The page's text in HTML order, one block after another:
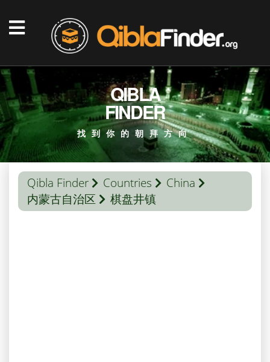
QIBLA
FINDER
找到你的朝拜方向
Qibla Finder Countries
China
内蒙古自治区
棋盘井镇